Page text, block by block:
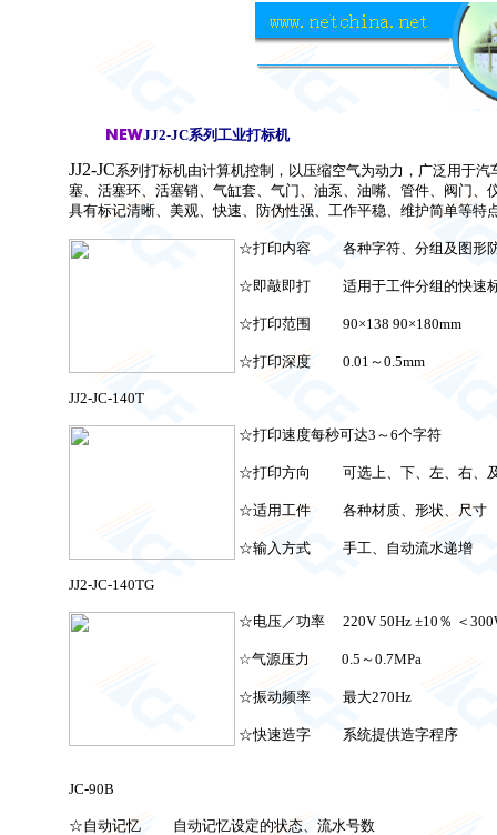
JJ2-JC系列工业打标机
JJ2-JC系列打标机由计算机控制，以压缩空气为动力，广泛用于
塞、活塞环、活塞销、气缸套、气门、油泵、油嘴、管件、阀门
具有标记清晰、美观、快速、防伪性强、工作平稳、维护简单等特
☆打印内容 各种字符、分组及图形
☆即敲即打 适用于工件分组的快速
☆打印范围 90×138 90×180mm
☆打印深度 0.01～0.5mm
JJ2-JC-140T
☆打印速度每秒可达3～6个字符
☆打印方向 可选上、下、左、右、
☆适用工件 各种材质、形状、尺寸
☆输入方式 手工、自动流水递增
JJ2-JC-140TG
☆电压／功率 220V 50Hz ±10％ ＜
☆气源压力 0.5～0.7MPa
☆振动频率 最大270Hz
☆快速造字 系统提供造字程序
JC-90B
☆自动记忆 自动记忆设定的状态、流水号数